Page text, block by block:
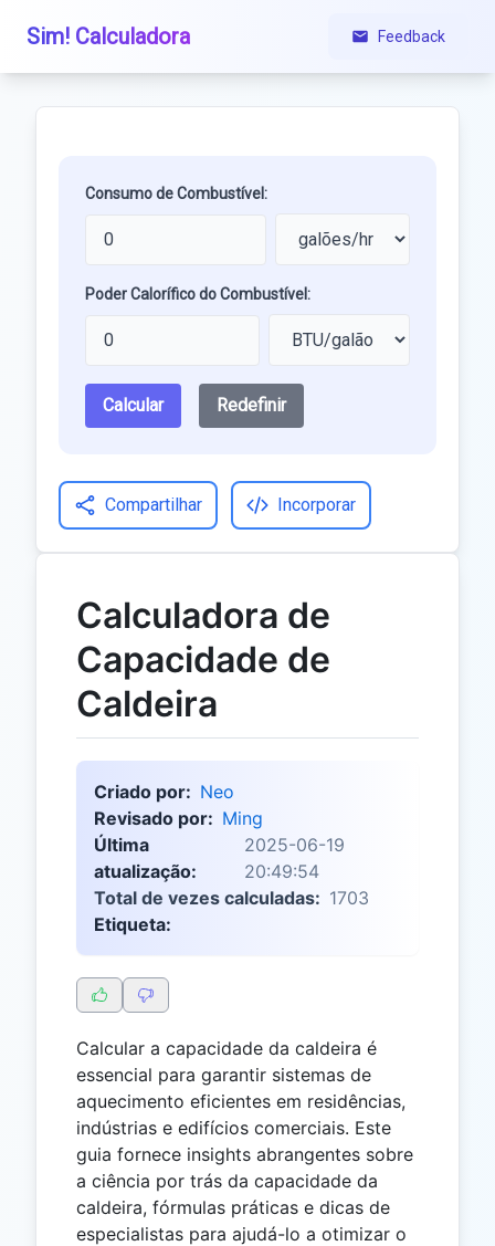
Sim! Calculadora Feedback
Consumo de Combustível:
Poder Calorífico do Combustível:
Calcular Redefinir
Compartilhar Incorporar
Calculadora de
Capacidade de
Caldeira
Criado por: Neo
Revisado por: Ming
Última
atualização:
2025-06-19
20:49:54
Total de vezes calculadas: 1703
Etiqueta:
Calcular a capacidade da caldeira é
essencial para garantir sistemas de
aquecimento eficientes em residências,
indústrias e edifícios comerciais. Este
guia fornece insights abrangentes sobre
a ciência por trás da capacidade da
caldeira, fórmulas práticas e dicas de
especialistas para ajudá-lo a otimizar o